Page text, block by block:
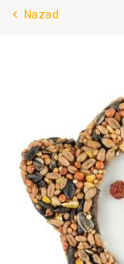
Brendovi
Akcija!
Prijavi se
Nazad